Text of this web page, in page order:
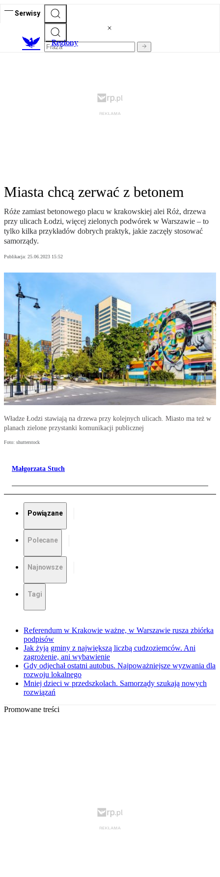
Serwisy
Regiony
Miasta chcą zerwać z betonem
Róże zamiast betonowego placu w krakowskiej alei Róż, drzewa
przy ulicach Łodzi, więcej zielonych podwórek w Warszawie – to
tylko kilka przykładów dobrych praktyk, jakie zaczęły stosować
samorządy.
Publikacja: 25.06.2023 15:52
Władze Łodzi stawiają na drzewa przy kolejnych ulicach. Miasto ma też w
planach zielone przystanki komunikacji publicznej
Foto: shutterstock
Małgorzata Stuch
Powiązane
Polecane
Najnowsze
Tagi
Referendum w Krakowie ważne, w Warszawie rusza zbiórka
podpisów
Jak żyją gminy z największą liczbą cudzoziemców. Ani
zagrożenie, ani wybawienie
Gdy odjechał ostatni autobus. Najpoważniejsze wyzwania dla
rozwoju lokalnego
Mniej dzieci w przedszkolach. Samorządy szukają nowych
rozwiązań
Promowane treści